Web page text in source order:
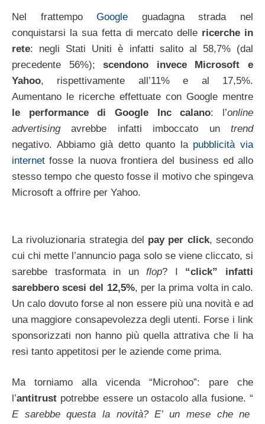
Nel frattempoGoogle guadagna strada nel
conquistarsi la sua fetta di mercato delle ricerche in
rete: negli Stati Uniti è infatti salito al 58,7% (dal
precedente 56%);scendono invece Microsoft e
Yahoo, rispettivamente all’11% e al 17,5%.
Aumentano le ricerche effettuate con Google mentre
le performance di Google Inc calano: l’online
advertisingavrebbe infatti imboccato un trend
negativo. Abbiamo già detto quanto la pubblicità via
internet fosse la nuova frontiera del business ed allo
stesso tempo che questo fosse il motivo che spingeva
Microsoft a offrire per Yahoo.
La rivoluzionaria strategia del pay per click, secondo
cui chi mette l’annuncio paga solo se viene cliccato, si
sarebbe trasformata in unflop? I “click” infatti
sarebbero scesi del 12,5%, per la prima volta in calo.
Un calo dovuto forse al non essere più una novità e ad
una maggiore consapevolezza degli utenti. Forse i link
sponsorizzati non hanno più quella attrativa che li ha
resi tanto appetitosi per le aziende come prima.
Ma torniamo alla vicenda “Microhoo”: pare che
l’antitrust potrebbe essere un ostacolo alla fusione. “
E sarebbe questa la novità? E’ un mese che ne